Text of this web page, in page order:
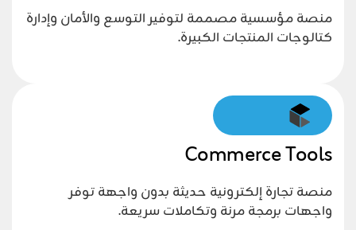
منصة مؤسسية مصممة لتوفير التوسع والأمان وإدارة
كتالوجات المنتجات الكبيرة.
Commerce Tools
منصة تجارة إلكترونية حديثة بدون واجهة توفر
واجهات برمجة مرنة وتكاملات سريعة.